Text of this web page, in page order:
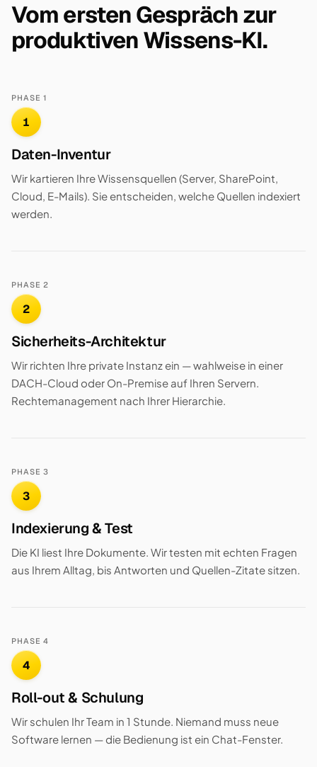
Vom ersten Gespräch zur
produktiven Wissens-KI.
PHASE 1
1
Daten-Inventur
Wir kartieren Ihre Wissensquellen (Server, SharePoint,
Cloud, E-Mails). Sie entscheiden, welche Quellen indexiert
werden.
PHASE 2
2
Sicherheits-Architektur
Wir richten Ihre private Instanz ein — wahlweise in einer
DACH-Cloud oder On-Premise auf Ihren Servern.
Rechtemanagement nach Ihrer Hierarchie.
PHASE 3
3
Indexierung & Test
Die KI liest Ihre Dokumente. Wir testen mit echten Fragen
aus Ihrem Alltag, bis Antworten und Quellen-Zitate sitzen.
PHASE 4
4
Roll-out & Schulung
Wir schulen Ihr Team in 1 Stunde. Niemand muss neue
Software lernen — die Bedienung ist ein Chat-Fenster.